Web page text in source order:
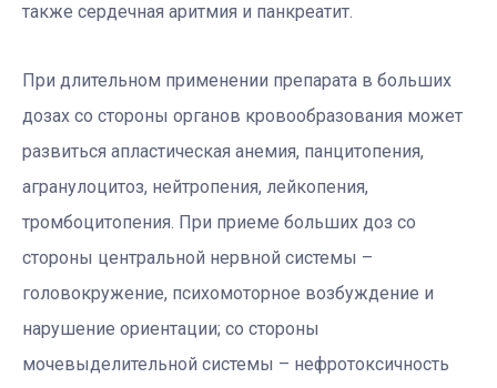
также сердечная аритмия и панкреатит.
При длительном применении препарата в больших
дозах со стороны органов кровообразования может
развиться апластическая анемия, панцитопения,
агранулоцитоз, нейтропения, лейкопения,
тромбоцитопения. При приеме больших доз со
стороны центральной нервной системы –
головокружение, психомоторное возбуждение и
нарушение ориентации; со стороны
мочевыделительной системы – нефротоксичность